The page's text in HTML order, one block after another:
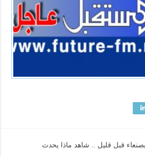
قبل قليل .. شاهد ماذا يحدث